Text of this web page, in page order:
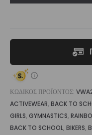
ποσότητα
ΚΩΔΙΚΌΣ ΠΡΟΪΌΝΤΟΣ:
ACTIVEWEAR, BACK TO
GIRLS, GYMNASTICS,
BACK TO SCHOOL, BIKERS,